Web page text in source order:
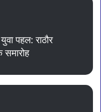
पहल: राठौर
समारोह